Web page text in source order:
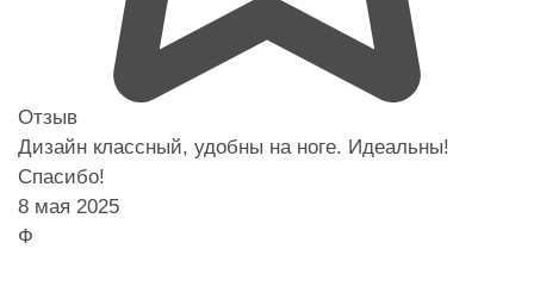
Отзыв
Дизайн классный, удобны на ноге. Идеальны!
Спасибо!
8 мая 2025
Ф